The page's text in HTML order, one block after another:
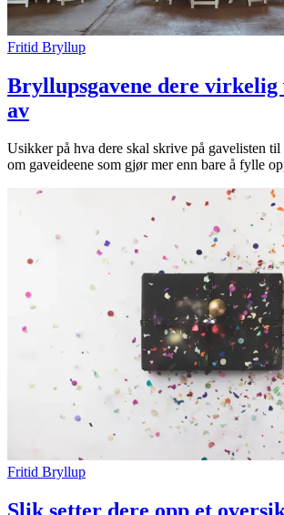
Fritid Bryllup
Bryllupsgavene dere virkelig
av
Usikker på hva dere skal skrive på gavelisten
om gaveideene som gjør mer enn bare å fylle
Fritid Bryllup
Slik setter dere opp et